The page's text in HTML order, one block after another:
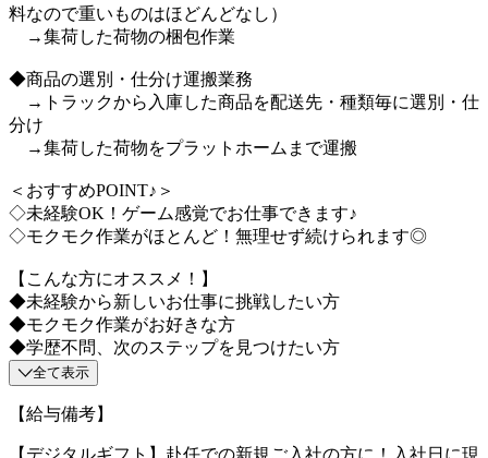
料なので重いものはほどんどなし）
→集荷した荷物の梱包作業
◆商品の選別・仕分け運搬業務
→トラックから入庫した商品を配送先・種類毎に選別・仕
分け
→集荷した荷物をプラットホームまで運搬
＜おすすめPOINT♪＞
◇未経験OK！ゲーム感覚でお仕事できます♪
◇モクモク作業がほとんど！無理せず続けられます◎
【こんな方にオススメ！】
◆未経験から新しいお仕事に挑戦したい方
◆モクモク作業がお好きな方
◆学歴不問、次のステップを見つけたい方
全て表示
【給与備考】
【デジタルギフト】赴任での新規ご入社の方に！入社日に現